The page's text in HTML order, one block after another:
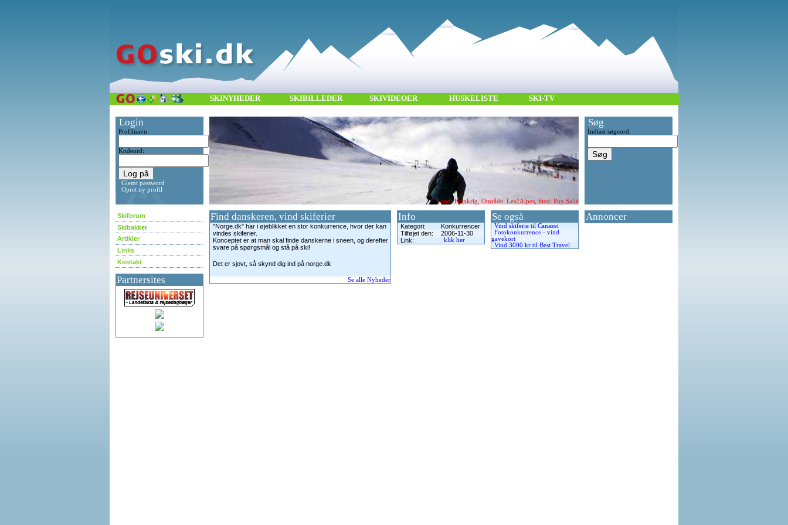
SKINYHEDER SKIBILLEDER SKIVIDEOER HUSKELISTE SKI-TV
Login
Profilnavn:
Kodeord:
Glemt password
Opret ny profil
Skiforum
Skibakker
Artikler
Links
Kontakt
Partnersites
Land: Frankrig, Område: Les2Alpes, Sted: Puy Salié
Find danskeren, vind skiferier
"Norge.dk" har i øjeblikket en stor konkurrence, hvor der kan
vindes skiferier.
Konceptet er at man skal finde danskerne i sneen, og derefter
svare på spørgsmål og stå på ski!
Det er sjovt, så skynd dig ind på norge.dk
Se alle Nyheder
Info
Kategori:
Konkurrencer
Tilføjet den:
2006-11-30
Link:
klik her
Se også
Vind skiferie til Canazei
Fotokonkurrence - vind
gavekort
Vind 3000 kr til Best Travel
Søg
Indtast søgeord:
Annoncer